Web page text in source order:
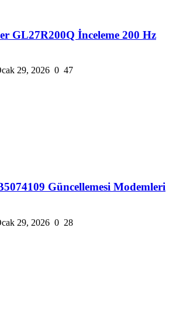
GL27R200Q İnceleme 200 Hz
29, 2026 0 47
Güncellemesi Modemleri
29, 2026 0 28